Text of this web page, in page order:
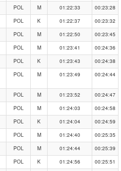
POL M 01:22:33
00:23:28
POL K 01:22:37
00:23:32
POL M 01:22:50
00:23:45
POL M 01:23:41
00:24:36
POL K 01:23:43
00:24:38
POL M 01:23:49 00:24:44
POL M 01:23:52
00:24:47
POL M 01:24:03
00:24:58
POL K 01:24:04
00:24:59
POL M 01:24:40
00:25:35
POL M 01:24:44
00:25:39
POL K 01:24:56
00:25:51